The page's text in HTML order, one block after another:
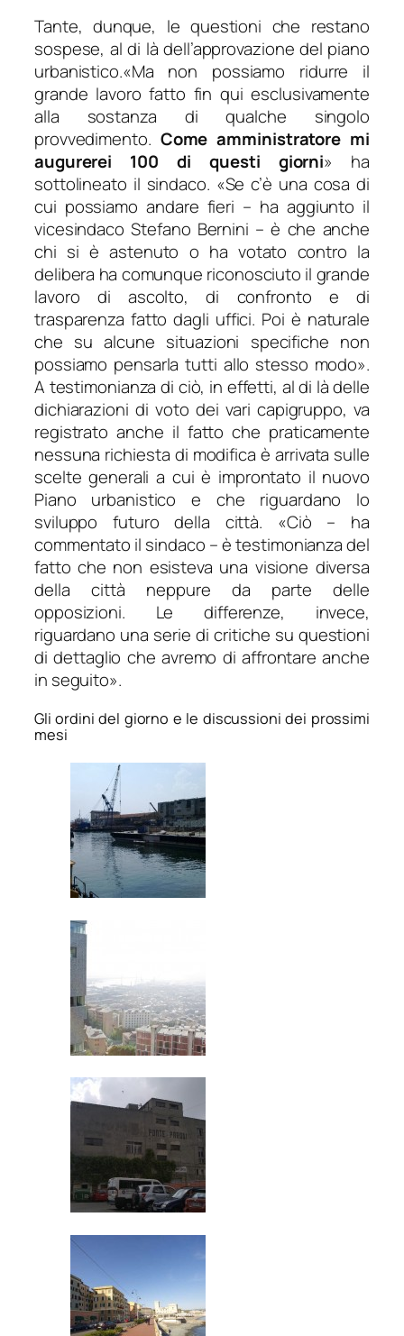
Tante, dunque, le questioni che restano
sospese, al di là dell’approvazione del piano
urbanistico.«Ma non possiamo ridurre il
grande lavoro fatto fin qui esclusivamente
alla sostanza di qualche singolo
provvedimento. Come amministratore mi
augurerei 100 di questi giorni» ha
sottolineato il sindaco. «Se c’è una cosa di
cui possiamo andare fieri – ha aggiunto il
vicesindaco Stefano Bernini –è che anche
chi si è astenuto o ha votato contro la
delibera ha comunque riconosciuto il grande
lavoro di ascolto, di confronto e di
trasparenza fatto dagli uffici. Poi è naturale
che su alcune situazioni specifiche non
possiamo pensarla tutti allo stesso modo».
A testimonianza di ciò, in effetti, al di là delle
dichiarazioni di voto dei vari capigruppo, va
registrato anche il fatto che praticamente
nessuna richiesta di modifica è arrivata sulle
scelte generali a cui è improntato il nuovo
Piano urbanistico e che riguardano lo
sviluppo futuro della città. «Ciò – ha
commentato il sindaco –è testimonianza del
fatto che non esisteva una visione diversa
della città neppure da parte delle
opposizioni. Le differenze, invece,
riguardano una serie di critiche su questioni
di dettaglio che avremo di affrontare anche
in seguito».
Gli ordini del giorno e le discussioni dei prossimi
mesi